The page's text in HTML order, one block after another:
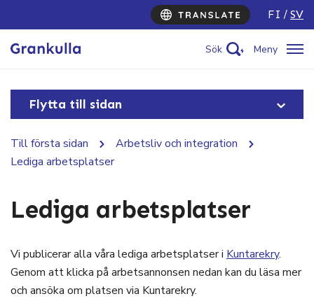
FI SV
Sök Meny
Flytta till sidan
Till första sidan
Arbetsliv och integration
Lediga arbetsplatser
Lediga arbetsplatser
Vi publicerar alla våra lediga arbetsplatser i Kuntarekry.
Genom att klicka på arbetsannonsen nedan kan du läsa mer
och ansöka om platsen via Kuntarekry.